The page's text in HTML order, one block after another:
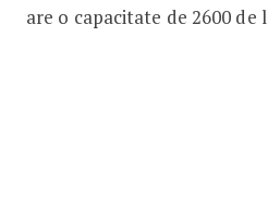
are o capacitate de 2600 de